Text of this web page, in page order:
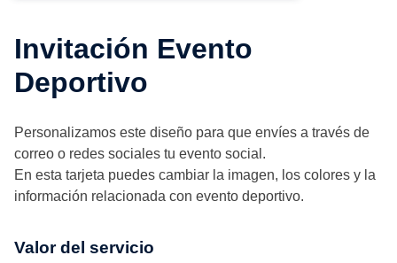
Invitación Evento
Deportivo
Personalizamos este diseño para que envíes a través de
correo o redes sociales tu evento social.
En esta tarjeta puedes cambiar la imagen, los colores y la
información relacionada con evento deportivo.
Valor del servicio